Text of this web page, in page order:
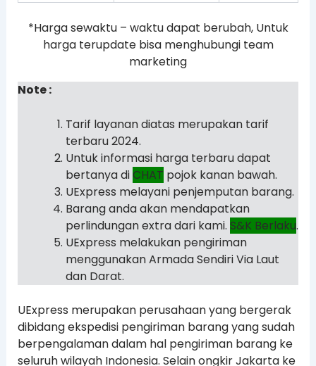
*Harga sewaktu – waktu dapat berubah, Untuk
harga terupdate bisa menghubungi team
marketing
Note :
Tarif layanan diatas merupakan tarif
terbaru 2024.
Untuk informasi harga terbaru dapat
bertanya diCHAT pojok kanan bawah.
UExpress melayani penjemputan barang.
Barang anda akan mendapatkan
perlindungan extra dari kami. S&K Berlaku.
UExpress melakukan pengiriman
menggunakan Armada Sendiri Via Laut
dan Darat.
UExpress merupakan perusahaan yang bergerak
dibidang ekspedisi pengiriman barang yang sudah
berpengalaman dalam hal pengiriman barang ke
seluruh wilayah Indonesia. Selain ongkir Jakarta ke